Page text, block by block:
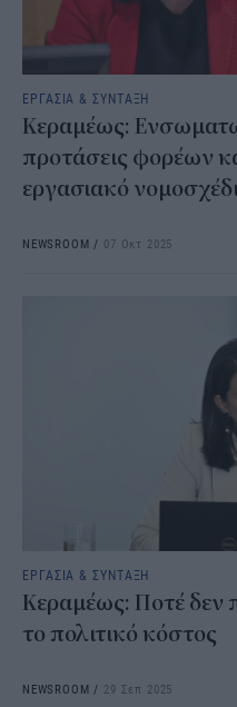
ΕΡΓΑΣΙΑ & ΣΥΝΤΑΞΗ
Κεραμέως:
προτάσεις φορέων
εργασιακό
NEWSROOM / 07 Οκτ 2025
ΕΡΓΑΣΙΑ & ΣΥΝΤΑΞΗ
Κεραμέως: Ποτέ δεν
το πολιτικό κόστος
NEWSROOM / 29 Σεπ 2025